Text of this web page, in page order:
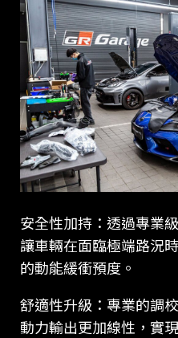
安全性加持：透過專業
讓車輛在面臨極端路況
的動能緩衝預度。
舒適性升級：專業的調
動力輸出更加線性，實